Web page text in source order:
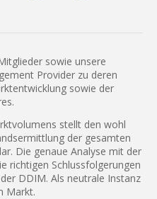
sowie unsere
Provider zu deren
sowie der
stellt den wohl
der gesamten
Die genaue Analyse mit der
richtigen Schlussfolgerungen
DDIM. Als neutrale Instanz
Markt.